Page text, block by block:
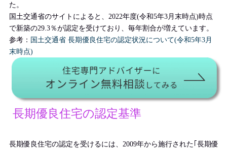
た。
国土交通省のサイトによると、2022年度(令和5年3月末時点)時点
で新築の29.3％が認定を受けており、毎年割合が増えています。
参考： 国土交通省 長期優良住宅の認定状況について(令和5年3月
末時点)
長期優良住宅の認定基準
長期優良住宅の認定を受けるには、2009年から施行された｢長期優